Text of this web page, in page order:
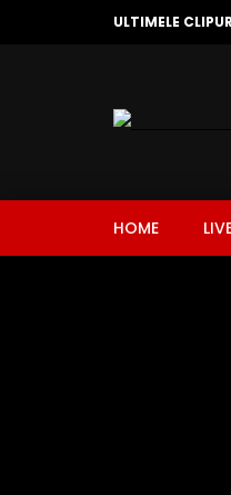
ULTIMELE
HOME